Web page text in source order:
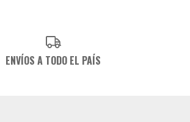
ENVÍOS A TODO EL PAÍS